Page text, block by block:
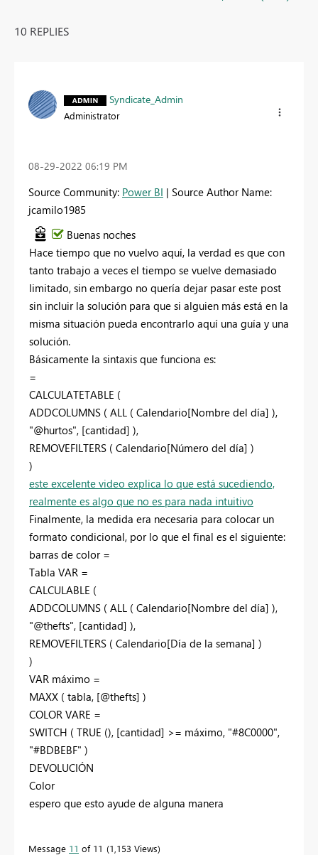
10 REPLIES
Syndicate_Admin
Administrator
‎08-29-2022 06:19 PM
Source Community: Power BI | Source Author Name:
jcamilo1985
Buenas noches
Hace tiempo que no vuelvo aquí, la verdad es que con
tanto trabajo a veces el tiempo se vuelve demasiado
limitado, sin embargo no quería dejar pasar este post
sin incluir la solución para que si alguien más está en la
misma situación pueda encontrarlo aquí una guía y una
solución.
Básicamente la sintaxis que funciona es:
=
CALCULATETABLE (
ADDCOLUMNS ( ALL ( Calendario[Nombre del día] ),
"@hurtos", [cantidad] ),
REMOVEFILTERS ( Calendario[Número del día] )
)
este excelente video explica lo que está sucediendo,
realmente es algo que no es para nada intuitivo
Finalmente, la medida era necesaria para colocar un
formato condicional, por lo que el final es el siguiente:
barras de color =
Tabla VAR =
CALCULABLE (
ADDCOLUMNS ( ALL ( Calendario[Nombre del día] ),
"@thefts", [cantidad] ),
REMOVEFILTERS ( Calendario[Día de la semana] )
)
VAR máximo =
MAXX ( tabla, [@thefts] )
COLOR VARE =
SWITCH ( TRUE (), [cantidad] >= máximo, "#8C0000",
"#BDBEBF" )
DEVOLUCIÓN
Color
espero que esto ayude de alguna manera
Message 11 of 11 1,153 Views